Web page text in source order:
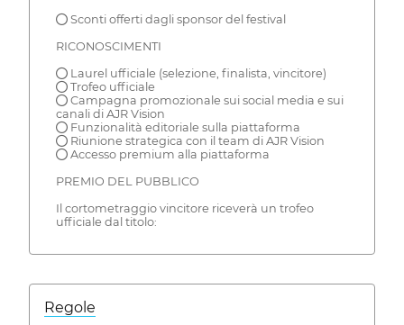
● Sconti offerti dagli sponsor del festival
RICONOSCIMENTI
● Laurel ufficiale (selezione, finalista, vincitore)
● Trofeo ufficiale
● Campagna promozionale sui social media e sui
canali di AJR Vision
● Funzionalità editoriale sulla piattaforma
● Riunione strategica con il team di AJR Vision
● Accesso premium alla piattaforma
PREMIO DEL PUBBLICO
Il cortometraggio vincitore riceverà un trofeo
ufficiale dal titolo:
Regole